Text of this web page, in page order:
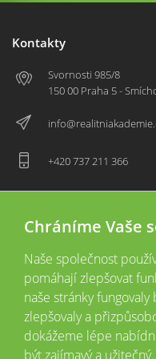
Kontakty
Svornosti 985/8
150 00 Praha 5 -
+420 737 211 366
2026 ©
Tyto webové stránky jsou
Chráníme Vaše
Naše společnost
pomáhají zlepšovat
naše stránky
zlepšovaly a
dokážeme lépe
být zajímavý a